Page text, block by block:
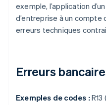
exemple, l’application
d’entreprise à un compte
erreurs techniques
Erreurs
Exemples de codes :